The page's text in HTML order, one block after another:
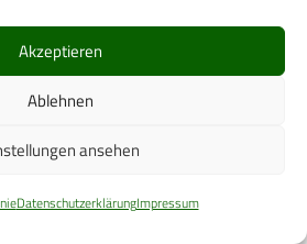
Akzeptieren
Ablehnen
ansehen
DatenschutzerklärungImpressum